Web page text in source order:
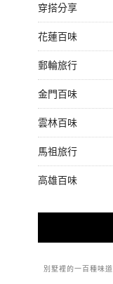
穿搭分享
花蓮百味
郵輪旅行
金門百味
雲林百味
馬祖旅行
高雄百味
別墅裡的一百種味道